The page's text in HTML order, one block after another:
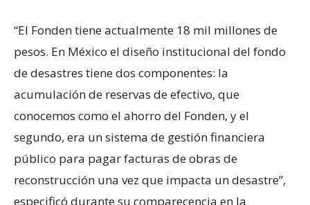
“El Fonden tiene actualmente 18 mil millones de
pesos. En México el diseño institucional del fondo
de desastres tiene dos componentes: la
acumulación de reservas de efectivo, que
conocemos como el ahorro del Fonden, y el
segundo, era un sistema de gestión financiera
público para pagar facturas de obras de
reconstrucción una vez que impacta un desastre”,
especificó durante su comparecencia en la